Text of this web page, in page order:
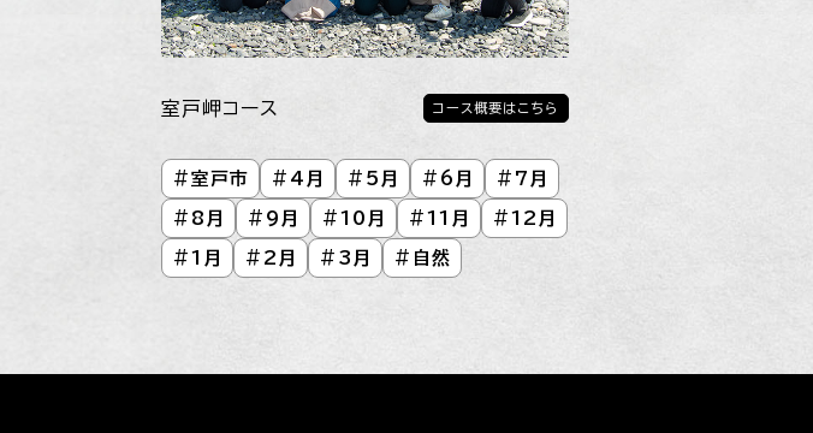
室戸岬コース コース概要はこちら
#室戸市 # 4月 # 5月 # 6月 # 7月
# 8月 # 9月 #10月 #11月 #12月
#1月 # 2月 # 3月 # 自然